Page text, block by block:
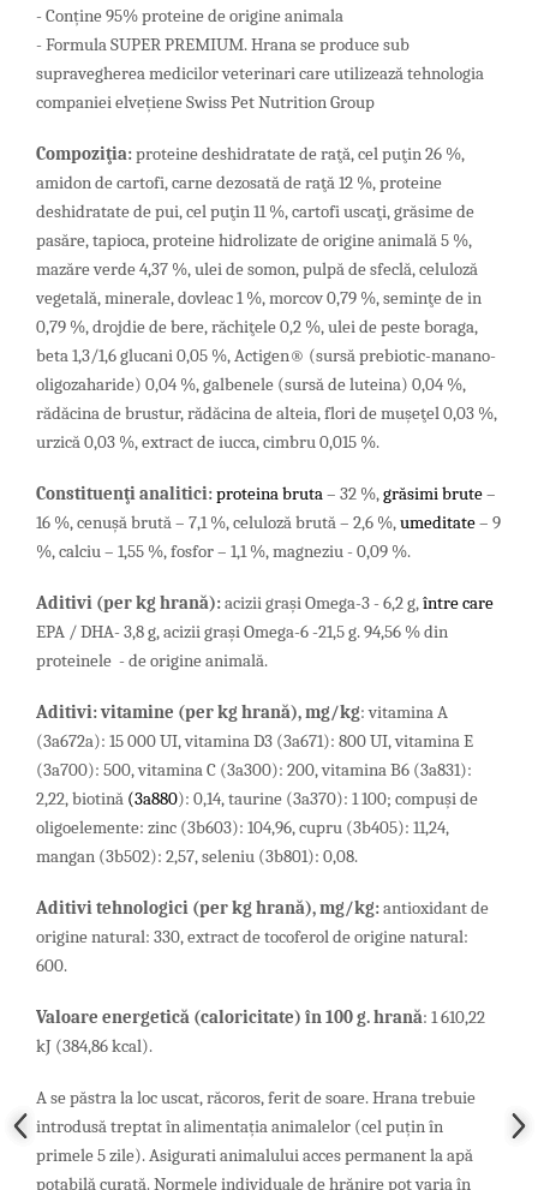
- Conține 95% proteine de origine ​​animala
- Formula SUPER PREMIUM. Hrana se produce sub
supravegherea medicilor veterinari care utilizează tehnologia
companiei elvețiene Swiss Pet Nutrition Group
Compoziţia:proteine deshidratate de raţă, cel puţin 26 %,
amidon de cartofi,carne dezosată de raţă 12 %, proteine
deshidratate de pui, cel puţin 11 %, cartofi uscaţi,grăsime de
pasăre,tapioca,proteine hidrolizate de origine animală 5 %,
mazăre verde 4,37 %,ulei de somon,pulpă de sfeclă,celuloză
vegetală,minerale, dovleac 1 %,morcov 0,79 %,seminţe de in
0,79 %, drojdie de bere, răchiţele 0,2 %, ulei de peste boraga,
beta 1,3/1,6 glucani 0,05 %, Actigen® (sursă prebiotic-manano-
oligozaharide) 0,04 %, galbenele (sursă de luteina) 0,04 %,
rădăcina de brustur, rădăcina de alteia, flori de muşeţel 0,03 %,
urzică 0,03 %, extract de iucca, cimbru 0,015 %.
Constituenţi analitici:proteina bruta– 32 %,grăsimi brute–
16 %,cenuşă brută – 7,1 %, celuloză brută – 2,6 %,umeditate– 9
%, calciu – 1,55 %, fosfor – 1,1 %,magneziu - 0,09 %.
Aditivi (perkg hrană):acizii graşi Omega-3 - 6,2 g,între care
EPA / DHA- 3,8 g, acizii grași Omega-6 -21,5 g. 94,56 % din
proteinele - de origine animală.
Aditivi:vitamine (perkg hrană),mg/kg: vitamina A
(3a672a): 15 000 UI,vitamina D3 (3a671): 800 UI,vitamina E
(3a700): 500,vitamina C (3a300): 200,vitamina B6 (3a831):
2,22,biotină (3a880): 0,14,taurine (3a370): 1 100; compuşi de
oligoelemente: zinc (3b603): 104,96,cupru (3b405): 11,24,
mangan (3b502): 2,57,seleniu (3b801): 0,08.
Aditivi tehnologici (perkg hrană), mg/kg:antioxidant de
origine natural: 330, extract de tocoferol de origine natural:
600.
Valoare energetică (caloricitate) în 100 g. hrană: 1 610,22
kJ (384,86 kcal).
A se păstra la loc uscat, răcoros, ferit de soare. Hrana trebuie
introdusă treptat în alimentația animalelor (cel puțin în
primele 5 zile). Asigurati animalului acces permanent la apă
potabilă curată. Normele individuale de hrănire pot varia în